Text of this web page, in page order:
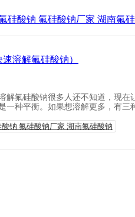
硅酸钠 氟硅酸钠厂家 湖南氟
溶解氟硅酸钠）
解氟硅酸钠很多人还不知道，现
一种平衡。如果想溶解更多，有三
酸钠 氟硅酸钠厂家 湖南氟硅酸钠